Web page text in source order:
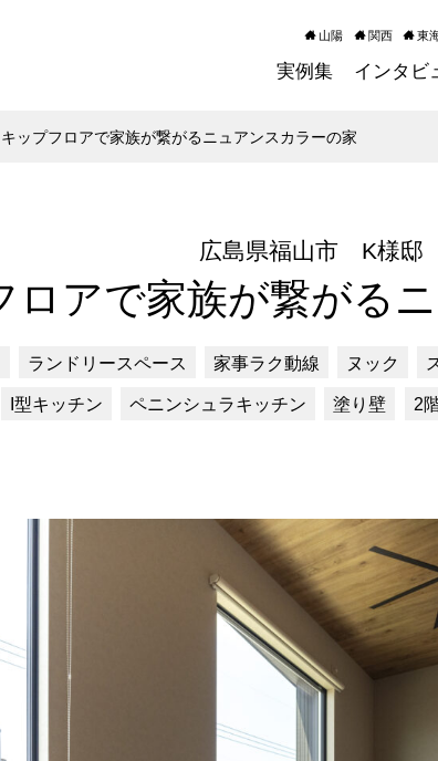
山陽 関西 東
実例集 インタビ
ップフロアで家族が繋がるニュアンスカラーの家
広島県福山市 K様邸
ロアで家族が繋がる
ランドリースペース 家事ラク動線 ヌック
I型キッチン ペニンシュラキッチン 塗り壁 2